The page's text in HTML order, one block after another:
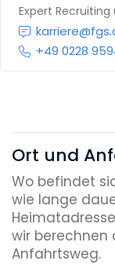
Expert
+49 0228
Ort und
Wo befindet
wie lange
wir
Anfahrtsweg.